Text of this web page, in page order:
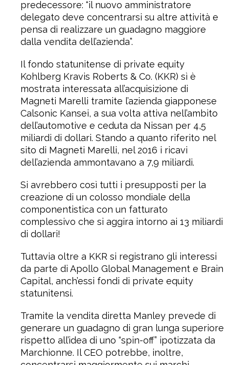
predecessore: “il nuovo amministratore
delegato deve concentrarsi su altre attività e
pensa di realizzare un guadagno maggiore
dalla vendita dell’azienda”.
Il fondo statunitense di private equity
Kohlberg Kravis Roberts & Co. (KKR) sì è
mostrata interessata all’acquisizione di
Magneti Marelli tramite l’azienda giapponese
Calsonic Kansei, a sua volta attiva nell’ambito
dell’automotive e ceduta da Nissan per 4,5
miliardi di dollari. Stando a quanto riferito nel
sito di Magneti Marelli, nel 2016 i ricavi
dell’azienda ammontavano a 7,9 miliardi.
Si avrebbero così tutti i presupposti per la
creazione di un colosso mondiale della
componentistica con un fatturato
complessivo che si aggira intorno ai 13 miliardi
di dollari!
Tuttavia oltre a KKR si registrano gli interessi
da parte di Apollo Global Management e Brain
Capital, anch’essi fondi di private equity
statunitensi.
Tramite la vendita diretta Manley prevede di
generare un guadagno di gran lunga superiore
rispetto all’idea di uno “spin-off” ipotizzata da
Marchionne. Il CEO potrebbe, inoltre,